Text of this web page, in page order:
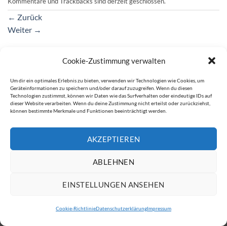
Cookie-Zustimmung verwalten
Um dir ein optimales Erlebnis zu bieten, verwenden wir Technologien wie Cookies, um
Geräteinformationen zu speichern und/oder darauf zuzugreifen. Wenn du diesen
Technologien zustimmst, können wir Daten wie das Surfverhalten oder eindeutige IDs auf
dieser Website verarbeiten. Wenn du deine Zustimmung nicht erteilst oder zurückziehst,
können bestimmte Merkmale und Funktionen beeinträchtigt werden.
AKZEPTIEREN
ABLEHNEN
EINSTELLUNGEN ANSEHEN
Cookie-RichtlinieDatenschutzerklärungImpressum
← Zurück
Weiter →
IMPRESSUM DATENSCHUTZERKLÄRUNG
Copyright 2026 ©ATW Automatentechnik Wartchow GmbH